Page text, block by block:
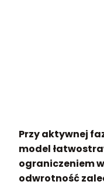
Przy aktywnej
model
ograniczeniem
odwrotność